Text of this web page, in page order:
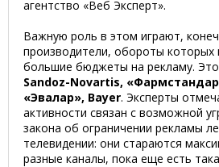
агентство «Веб Эксперт».
Важную роль в этом играют,
производители, обороты которых
большие бюджеты на рекламу.
Sandoz-Novartis,
«Эвалар», Bayer. Эксперты
активности связан с возможной
закона об ограничении рекламы
телевидении: они стараются
разные каналы, пока еще есть